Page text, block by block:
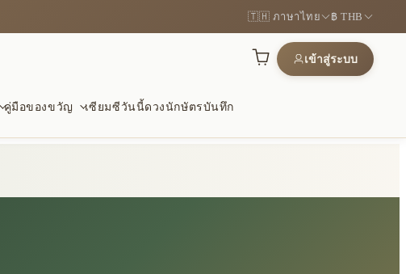
🇹🇭 ภาษาไทย ฿ THB
เข้าสู่ระบบ
คู่มือของขวัญ เซียมซีวันนี้ดวงนักษัตรบันทึก